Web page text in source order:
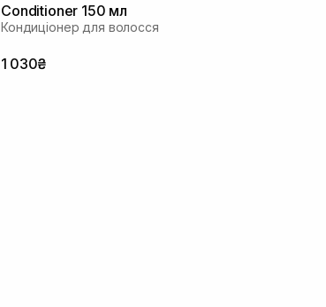
Conditioner 150 мл
Кондиціонер для волосся
1 030₴